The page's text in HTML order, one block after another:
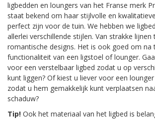
ligbedden en loungers van het Franse merk
staat bekend om haar stijlvolle en
perfect zijn voor de tuin. We hebben we
allerlei verschillende stijlen. Van strakke
romantische designs. Het is ook goed om na
functionaliteit van een ligstoel of lounger.
voor een verstelbaar ligbed zodat u op
kunt liggen? Of kiest u liever voor een
zodat u hem gemakkelijk kunt verplaatsen
schaduw?
Tip! Ook het materiaal van het ligbed is